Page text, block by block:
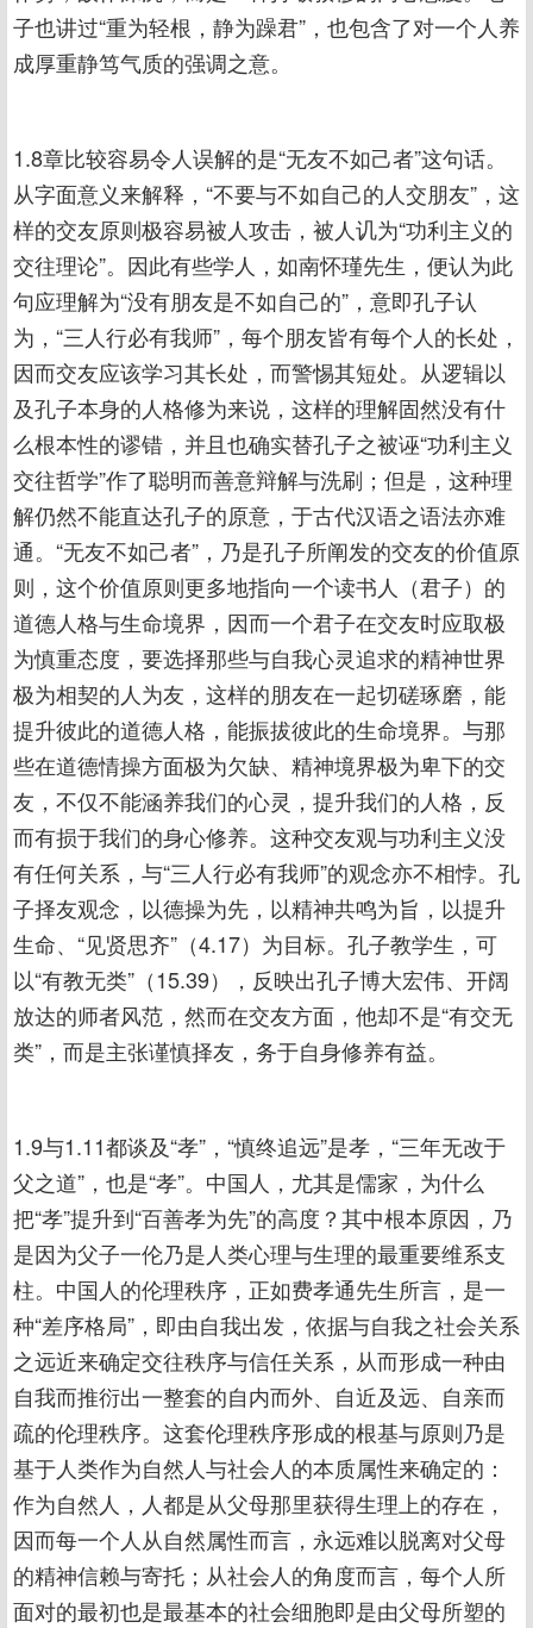
子也讲过“重为轻根，静为躁君”，也包含了对一个人养
成厚重静笃气质的强调之意。
1.8章比较容易令人误解的是“无友不如己者”这句话。
从字面意义来解释，“不要与不如自己的人交朋友”，这
样的交友原则极容易被人攻击，被人讥为“功利主义的
交往理论”。因此有些学人，如南怀瑾先生，便认为此
句应理解为“没有朋友是不如自己的”，意即孔子认
为，“三人行必有我师”，每个朋友皆有每个人的长处，
因而交友应该学习其长处，而警惕其短处。从逻辑以
及孔子本身的人格修为来说，这样的理解固然没有什
么根本性的谬错，并且也确实替孔子之被诬“功利主义
交往哲学”作了聪明而善意辩解与洗刷；但是，这种理
解仍然不能直达孔子的原意，于古代汉语之语法亦难
通。“无友不如己者”，乃是孔子所阐发的交友的价值原
则，这个价值原则更多地指向一个读书人（君子）的
道德人格与生命境界，因而一个君子在交友时应取极
为慎重态度，要选择那些与自我心灵追求的精神世界
极为相契的人为友，这样的朋友在一起切磋琢磨，能
提升彼此的道德人格，能振拔彼此的生命境界。与那
些在道德情操方面极为欠缺、精神境界极为卑下的交
友，不仅不能涵养我们的心灵，提升我们的人格，反
而有损于我们的身心修养。这种交友观与功利主义没
有任何关系，与“三人行必有我师”的观念亦不相悖。孔
子择友观念，以德操为先，以精神共鸣为旨，以提升
生命、“见贤思齐”（4.17）为目标。孔子教学生，可
以“有教无类”（15.39），反映出孔子博大宏伟、开阔
放达的师者风范，然而在交友方面，他却不是“有交无
类”，而是主张谨慎择友，务于自身修养有益。
1.9与1.11都谈及“孝”，“慎终追远”是孝，“三年无改于
父之道”，也是“孝”。中国人，尤其是儒家，为什么
把“孝”提升到“百善孝为先”的高度？其中根本原因，乃
是因为父子一伦乃是人类心理与生理的最重要维系支
柱。中国人的伦理秩序，正如费孝通先生所言，是一
种“差序格局”，即由自我出发，依据与自我之社会关系
之远近来确定交往秩序与信任关系，从而形成一种由
自我而推衍出一整套的自内而外、自近及远、自亲而
疏的伦理秩序。这套伦理秩序形成的根基与原则乃是
基于人类作为自然人与社会人的本质属性来确定的：
作为自然人，人都是从父母那里获得生理上的存在，
因而每一个人从自然属性而言，永远难以脱离对父母
的精神信赖与寄托；从社会人的角度而言，每个人所
面对的最初也是最基本的社会细胞即是由父母所塑的